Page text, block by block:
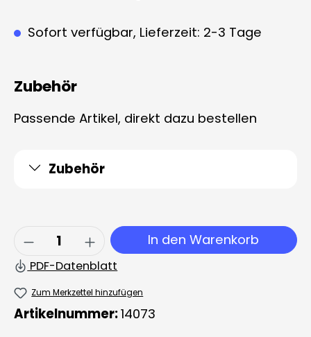
Sofort verfügbar, Lieferzeit: 2-3 Tage
Zubehör
Passende Artikel, direkt dazu bestellen
Zubehör
Produkt Anzahl: Gib den
In den Warenkorb
PDF-Datenblatt
Zum Merkzettel hinzufügen
Artikelnummer:14073